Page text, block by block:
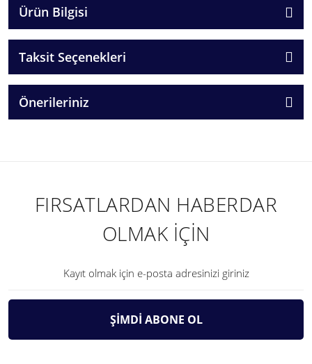
Ürün Bilgisi
Taksit Seçenekleri
Önerileriniz
FIRSATLARDAN HABERDAR
OLMAK İÇİN
ŞİMDİ ABONE OL